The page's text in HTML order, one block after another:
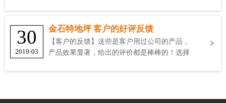
30
2019-03
金石特地坪 客户的好评反馈
【客户的反馈】这些是客户用过公司的产品，
产品效果显著，给出的评价都是棒棒的！选择